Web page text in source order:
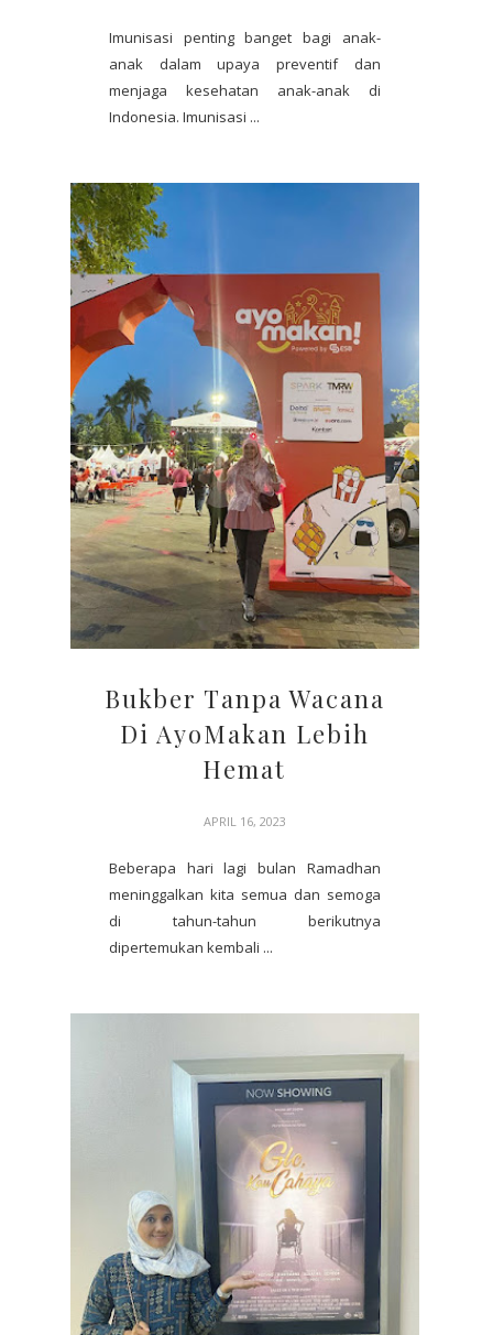
Imunisasi penting banget bagi anak-
anak dalam upaya preventif dan
menjaga kesehatan anak-anak di
Indonesia. Imunisasi ...
Bukber Tanpa Wacana
Di AyoMakan Lebih
Hemat
APRIL 16, 2023
Beberapa hari lagi bulan Ramadhan
meninggalkan kita semua dan semoga
di tahun-tahun berikutnya
dipertemukan kembali ...